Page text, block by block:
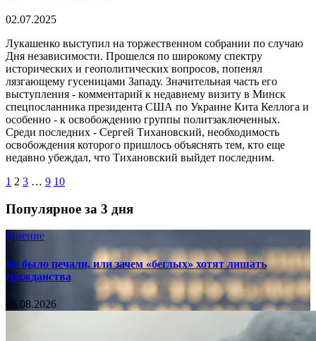
02.07.2025
Лукашенко выступил на торжественном собрании по случаю
Дня независимости. Прошелся по широкому спектру
исторических и геополитических вопросов, попенял
лязгающему гусеницами Западу. Значительная часть его
выступления - комментарий к недавнему визиту в Минск
спецпосланника президента США по Украине Кита Келлога и
особенно - к освобождению группы политзаключенных.
Среди последних - Сергей Тихановский, необходимость
освобождения которого пришлось объяснять тем, кто еще
недавно убеждал, что Тихановский выйдет последним.
1 2 3 … 9 10
Популярное за 3 дня
Мнение
Не было печали, или зачем «беглых» хотят лишать
гражданства
06.08.2026